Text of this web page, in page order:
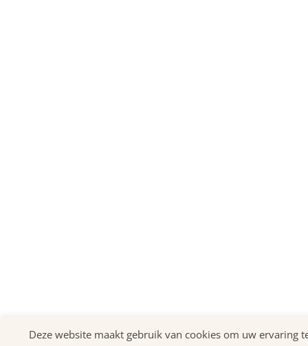
Deze website maakt gebruik van cookies om uw ervaring